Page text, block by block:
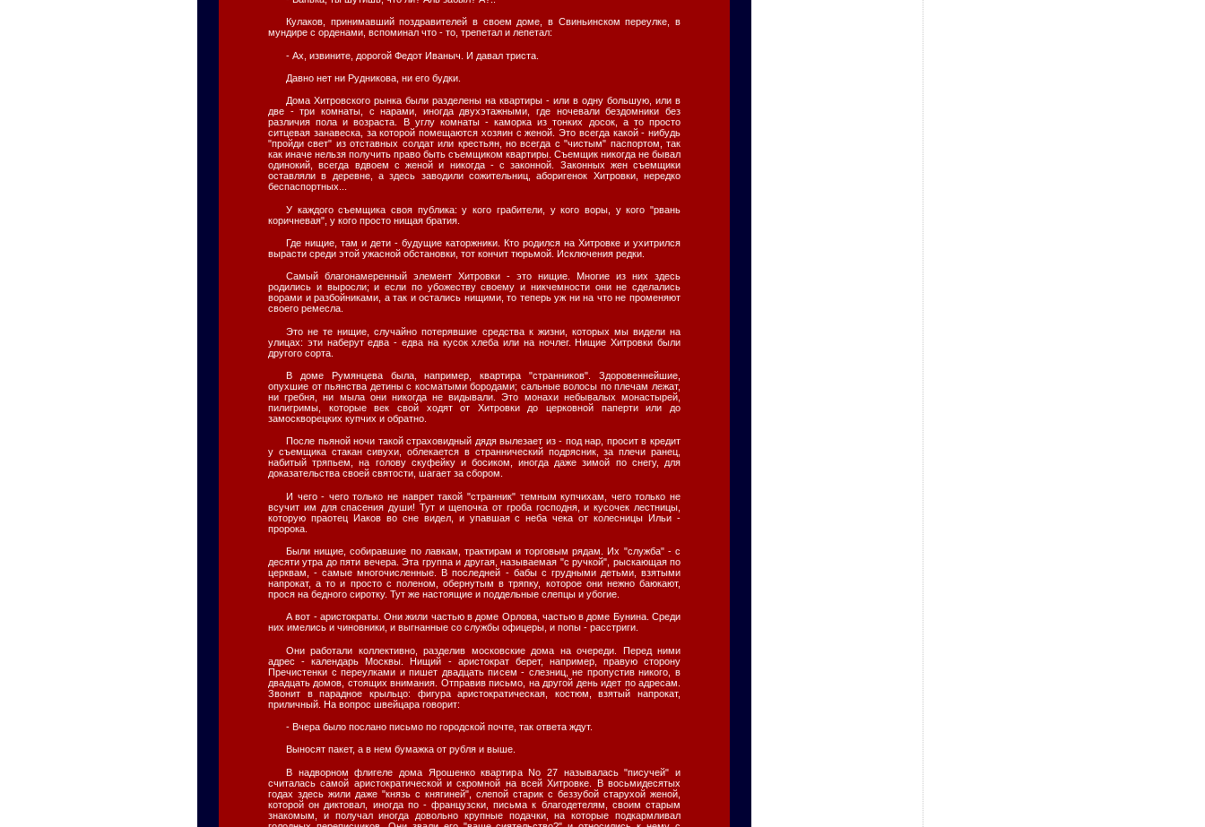
Кулаков, принимавший поздравителей в своем доме, в Свиньинском переулке, в
мундире с орденами, вспоминал что - то, трепетал и лепетал:
- Ах, извините, дорогой Федот Иваныч. И давал триста.
Давно нет ни Рудникова, ни его будки.
Дома Хитровского рынка были разделены на квартиры - или в одну большую, или в
две - три комнаты, с нарами, иногда двухэтажными, где ночевали бездомники без
различия пола и возраста. В углу комнаты - каморка из тонких досок, а то просто
ситцевая занавеска, за которой помещаются хозяин с женой. Это всегда какой - нибудь
"пройди свет" из отставных солдат или крестьян, но всегда с "чистым" паспортом, так
как иначе нельзя получить право быть съемщиком квартиры. Съемщик никогда не бывал
одинокий, всегда вдвоем с женой и никогда - с законной. Законных жен съемщики
оставляли в деревне, а здесь заводили сожительниц, аборигенок Хитровки, нередко
беспаспортных...
У каждого съемщика своя публика: у кого грабители, у кого воры, у кого "рвань
коричневая", у кого просто нищая братия.
Где нищие, там и дети - будущие каторжники. Кто родился на Хитровке и ухитрился
вырасти среди этой ужасной обстановки, тот кончит тюрьмой. Исключения редки.
Самый благонамеренный элемент Хитровки - это нищие. Многие из них здесь
родились и выросли; и если по убожеству своему и никчемности они не сделались
ворами и разбойниками, а так и остались нищими, то теперь уж ни на что не променяют
своего ремесла.
Это не те нищие, случайно потерявшие средства к жизни, которых мы видели на
улицах: эти наберут едва - едва на кусок хлеба или на ночлег. Нищие Хитровки были
другого сорта.
В доме Румянцева была, например, квартира "странников". Здоровеннейшие,
опухшие от пьянства детины с косматыми бородами; сальные волосы по плечам лежат,
ни гребня, ни мыла они никогда не видывали. Это монахи небывалых монастырей,
пилигримы, которые век свой ходят от Хитровки до церковной паперти или до
замоскворецких купчих и обратно.
После пьяной ночи такой страховидный дядя вылезает из - под нар, просит в кредит
у съемщика стакан сивухи, облекается в страннический подрясник, за плечи ранец,
набитый тряпьем, на голову скуфейку и босиком, иногда даже зимой по снегу, для
доказательства своей святости, шагает за сбором.
И чего - чего только не наврет такой "странник" темным купчихам, чего только не
всучит им для спасения души! Тут и щепочка от гроба господня, и кусочек лестницы,
которую праотец Иаков во сне видел, и упавшая с неба чека от колесницы Ильи -
пророка.
Были нищие, собиравшие по лавкам, трактирам и торговым рядам. Их "служба" - с
десяти утра до пяти вечера. Эта группа и другая, называемая "с ручкой", рыскающая по
церквам, - самые многочисленные. В последней - бабы с грудными детьми, взятыми
напрокат, а то и просто с поленом, обернутым в тряпку, которое они нежно баюкают,
прося на бедного сиротку. Тут же настоящие и поддельные слепцы и убогие.
А вот - аристократы. Они жили частью в доме Орлова, частью в доме Бунина. Среди
них имелись и чиновники, и выгнанные со службы офицеры, и попы - расстриги.
Они работали коллективно, разделив московские дома на очереди. Перед ними
адрес - календарь Москвы. Нищий - аристократ берет, например, правую сторону
Пречистенки с переулками и пишет двадцать писем - слезниц, не пропустив никого, в
двадцать домов, стоящих внимания. Отправив письмо, на другой день идет по адресам.
Звонит в парадное крыльцо: фигура аристократическая, костюм, взятый напрокат,
приличный. На вопрос швейцара говорит:
- Вчера было послано письмо по городской почте, так ответа ждут.
Выносят пакет, а в нем бумажка от рубля и выше.
В надворном флигеле дома Ярошенко квартира No 27 называлась "писучей" и
считалась самой аристократической и скромной на всей Хитровке. В восьмидесятых
годах здесь жили даже "князь с княгиней", слепой старик с беззубой старухой женой,
которой он диктовал, иногда по - французски, письма к благодетелям, своим старым
знакомым, и получал иногда довольно крупные подачки, на которые подкармливал